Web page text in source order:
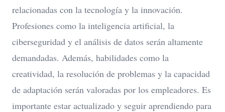
relacionadas con la tecnología y la innovación.
Profesiones como la inteligencia artificial, la
ciberseguridad y el análisis de datos serán altamente
demandadas. Además, habilidades como la
creatividad, la resolución de problemas y la capacidad
de adaptación serán valoradas por los empleadores. Es
importante estar actualizado y seguir aprendiendo para